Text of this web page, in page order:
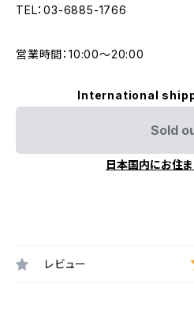
TEL：03-6885-1766
営業時間：10:00〜20:00
International
Sold
日本国内にお住
レビュー